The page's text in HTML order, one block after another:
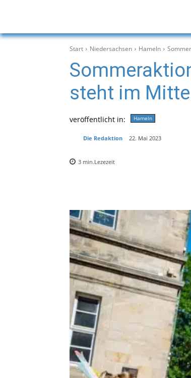
Start Niedersachsen Hameln
steht im
veröffentlicht in: Hameln
Die Redaktion 22. Mai 2023
3 min.Lezezeit